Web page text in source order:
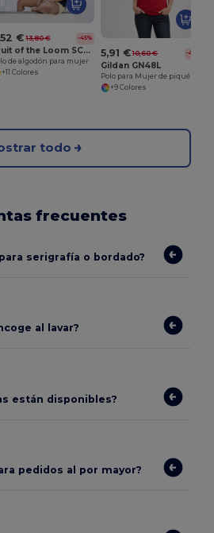
€ 13,80 € -45%
Fruit of the Loom SC386
de algodón para mujer
+11 Colores
5,91 € 10,60 € -44%
Gildan GN48L
Polo para Mujer de piqué
+9 Colores
todo
frecuentes
serigrafía o bordado?
al lavar?
están disponibles?
pedidos al por mayor?